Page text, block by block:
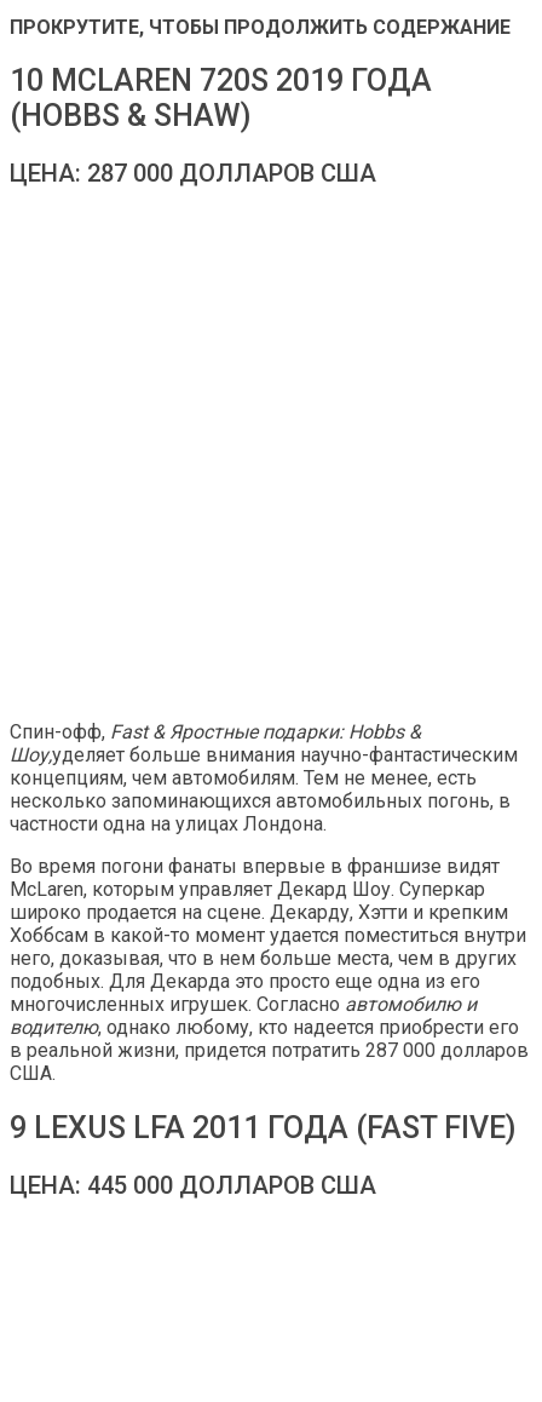
ПРОКРУТИТЕ, ЧТОБЫ ПРОДОЛЖИТЬ СОДЕРЖАНИЕ
10 MCLAREN 720S 2019 ГОДА
(HOBBS & SHAW)
ЦЕНА: 287 000 ДОЛЛАРОВ США
Спин-офф, Fast & Яростные подарки: Hobbs &
Шоу,уделяет больше внимания научно-фантастическим
концепциям, чем автомобилям. Тем не менее, есть
несколько запоминающихся автомобильных погонь, в
частности одна на улицах Лондона.
Во время погони фанаты впервые в франшизе видят
McLaren, которым управляет Декард Шоу. Суперкар
широко продается на сцене. Декарду, Хэтти и крепким
Хоббсам в какой-то момент удается поместиться внутри
него, доказывая, что в нем больше места, чем в других
подобных. Для Декарда это просто еще одна из его
многочисленных игрушек. Согласно автомобилю и
водителю, однако любому, кто надеется приобрести его
в реальной жизни, придется потратить 287 000 долларов
США.
9 LEXUS LFA 2011 ГОДА (FAST FIVE)
ЦЕНА: 445 000 ДОЛЛАРОВ США